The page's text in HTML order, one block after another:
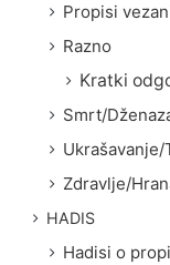
Propisi
Razno
Kratki
Smrt/
Zdravlje/
HADIS
Hadisi o